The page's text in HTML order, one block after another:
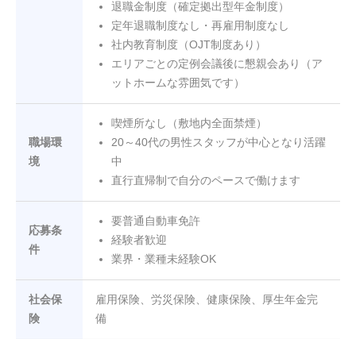
退職金制度（確定拠出型年金制度）
定年退職制度なし・再雇用制度なし
社内教育制度（OJT制度あり）
エリアごとの定例会議後に懇親会あり（ア
ットホームな雰囲気です）
職場環
境
喫煙所なし（敷地内全面禁煙）
20～40代の男性スタッフが中心となり活躍
中
直行直帰制で自分のペースで働けます
応募条
件
要普通自動車免許
経験者歓迎
業界・業種未経験OK
社会保
険
雇用保険、労災保険、健康保険、厚生年金完
備